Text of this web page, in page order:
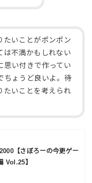
たいことがポンポン
は不満かもしれない
思い付きで作ってい
ちょうど良いよ。待
たいことを考えられ
【さぼろーの今更ゲー
Vol.25】